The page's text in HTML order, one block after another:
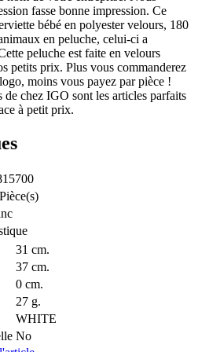
fasse bonne impression. Ce
bébé en polyester velours, 180
en peluche, celui-ci a
peluche est faite en velours
petits prix. Plus vous commanderez
moins vous payez par pièce !
de chez IGO sont les articles parfaits
à petit prix.
31 cm.
37 cm.
0 cm.
27 g.
WHITE
No